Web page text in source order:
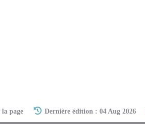
page Dernière édition : 04 Aug 2026